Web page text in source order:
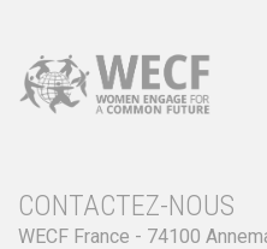
CONTACTEZ-NOUS
WECF France - 74100